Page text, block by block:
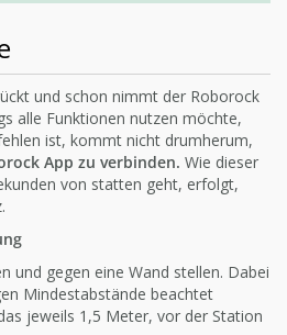
und schon nimmt der Roborock
alle Funktionen nutzen möchte,
ist, kommt nicht drumherum,
App zu verbinden. Wie dieser
von statten geht, erfolgt,
und gegen eine Wand stellen. Dabei
Mindestabstände beachtet
jeweils 1,5 Meter, vor der Station